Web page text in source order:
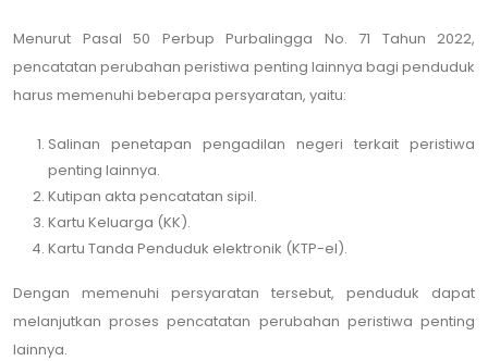
Menurut Pasal 50 Perbup Purbalingga No. 71 Tahun 2022,
pencatatan perubahan peristiwa penting lainnya bagi penduduk
harus memenuhi beberapa persyaratan, yaitu:
Salinan penetapan pengadilan negeri terkait peristiwa
penting lainnya.
Kutipan akta pencatatan sipil.
Kartu Keluarga (KK).
Kartu Tanda Penduduk elektronik (KTP-el).
Dengan memenuhi persyaratan tersebut, penduduk dapat
melanjutkan proses pencatatan perubahan peristiwa penting
lainnya.